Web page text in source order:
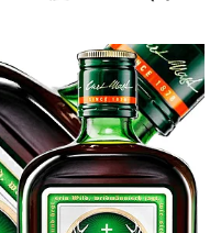
る表現”に則ったもの
、また広く知られるよう
ゥアール・コアントロー
ラマンが撮影したポート
で彼は、道化役者を撮
さと、愛嬌のある顔に
コアントローは道化役者
仕事ぶりに感心していた
先変更・同梱・追加・
ては対応できませんの
の他のリキュール関連
加中！ こちらの商品
固まることがございま
像は販売開始時の画像
、ラベル、デザイン、ヴ
と異なる場合があり単に
でも、伝統的な製法を
した各種フルールリキ
す。 ITEM INFORMATIO
フルーティな香りと味
女王 LEJAY CASSIS ル
中でも「ノワール・
ドーン種」のみを厳選
をかけ、ゆっくりと浸
保存料や添加物は一切使